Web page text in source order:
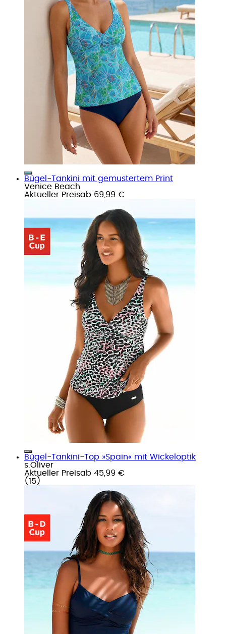
Bügel-Tankini mit gemustertem Print
Venice Beach
Aktueller Preisab 69,99 €
Bügel-Tankini-Top »Spain« mit Wickeloptik
s.Oliver
Aktueller Preisab 45,99 €
( 15 )